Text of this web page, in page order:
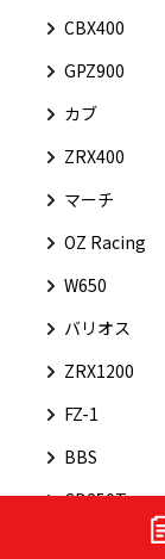
CBX400
GPZ900
カブ
ZRX400
マーチ
OZ Racing
W650
バリオス
ZRX1200
FZ-1
BBS
CB250T
トアイアンフ